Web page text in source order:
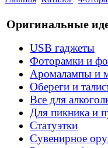
Оригинальные
USB гаджеты
Фоторамки и
Аромалампы и
Обереги и
Все для
Для пикника и
Статуэтки
Сувенирное